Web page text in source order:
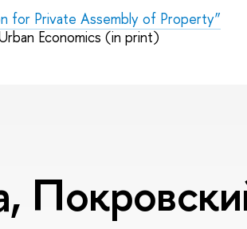
for Private Assembly of Property”
Economics (in print)